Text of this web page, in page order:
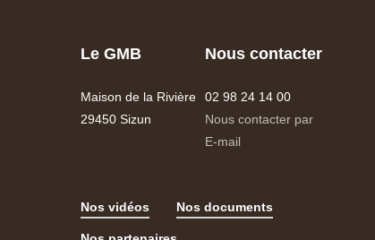
Le GMB
Maison de la Rivière
29450 Sizun
Nous contacter
02 98 24 14 00
Nous contacter par
E-mail
Nos vidéos Nos documents